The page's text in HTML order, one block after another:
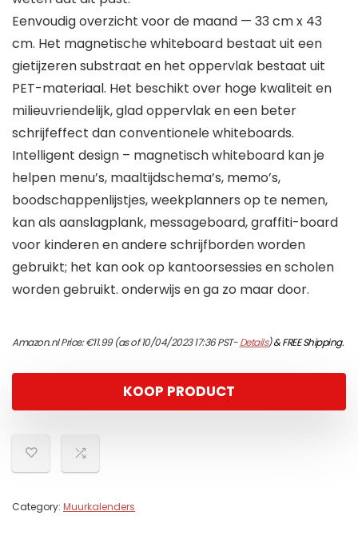
Eenvoudig overzicht voor de maand — 33 cm x 43
cm. Het magnetische whiteboard bestaat uit een
gietijzeren substraat en het oppervlak bestaat uit
PET-materiaal. Het beschikt over hoge kwaliteit en
milieuvriendelijk, glad oppervlak en een beter
schrijfeffect dan conventionele whiteboards.
Intelligent design – magnetisch whiteboard kan je
helpen menu’s, maaltijdschema’s, memo’s,
boodschappenlijstjes, weekplanners op te nemen,
kan als aanslagplank, messageboard, graffiti-board
voor kinderen en andere schrijfborden worden
gebruikt; het kan ook op kantoorsessies en scholen
worden gebruikt. onderwijs en ga zo maar door.
Amazon.nl Price:€11.99(as of 10/04/2023 17:36 PST-Details)&FREE Shipping.
KOOP PRODUCT
Category: Muurkalenders